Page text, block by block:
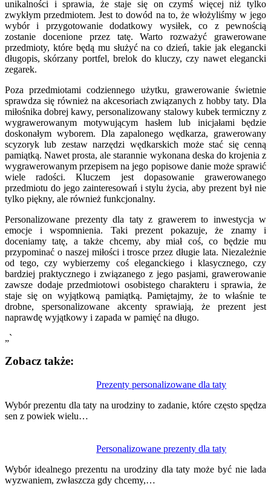
unikalności i sprawia, że staje się on czymś więcej niż tylko
zwykłym przedmiotem. Jest to dowód na to, że włożyliśmy w jego
wybór i przygotowanie dodatkowy wysiłek, co z pewnością
zostanie docenione przez tatę. Warto rozważyć grawerowane
przedmioty, które będą mu służyć na co dzień, takie jak elegancki
długopis, skórzany portfel, brelok do kluczy, czy nawet elegancki
zegarek.
Poza przedmiotami codziennego użytku, grawerowanie świetnie
sprawdza się również na akcesoriach związanych z hobby taty. Dla
miłośnika dobrej kawy, personalizowany stalowy kubek termiczny z
wygrawerowanym motywującym hasłem lub inicjałami będzie
doskonałym wyborem. Dla zapalonego wędkarza, grawerowany
scyzoryk lub zestaw narzędzi wędkarskich może stać się cenną
pamiątką. Nawet prosta, ale starannie wykonana deska do krojenia z
wygrawerowanym przepisem na jego popisowe danie może sprawić
wiele radości. Kluczem jest dopasowanie grawerowanego
przedmiotu do jego zainteresowań i stylu życia, aby prezent był nie
tylko piękny, ale również funkcjonalny.
Personalizowane prezenty dla taty z grawerem to inwestycja w
emocje i wspomnienia. Taki prezent pokazuje, że znamy i
doceniamy tatę, a także chcemy, aby miał coś, co będzie mu
przypominać o naszej miłości i trosce przez długie lata. Niezależnie
od tego, czy wybierzemy coś eleganckiego i klasycznego, czy
bardziej praktycznego i związanego z jego pasjami, grawerowanie
zawsze dodaje przedmiotowi osobistego charakteru i sprawia, że
staje się on wyjątkową pamiątką. Pamiętajmy, że to właśnie te
drobne, spersonalizowane akcenty sprawiają, że prezent jest
naprawdę wyjątkowy i zapada w pamięć na długo.
„`
Zobacz także:
Prezenty personalizowane dla taty
Wybór prezentu dla taty na urodziny to zadanie, które często spędza
sen z powiek wielu…
Personalizowane prezenty dla taty
Wybór idealnego prezentu na urodziny dla taty może być nie lada
wyzwaniem, zwłaszcza gdy chcemy,…
wpisu